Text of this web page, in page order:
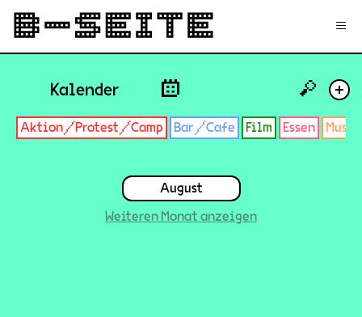
≡
Kalender +
🔎
Aktion/Protest/Camp Bar/Cafe Film Essen
August
Weiteren Monat anzeigen